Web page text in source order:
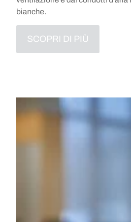
bianche.
SCOPRI DI PIÙ